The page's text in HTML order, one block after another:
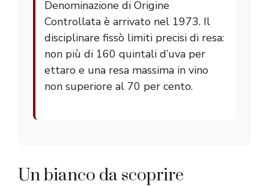
Denominazione di Origine
Controllata è arrivato nel 1973. Il
disciplinare fissò limiti precisi di resa:
non più di 160 quintali d’uva per
ettaro e una resa massima in vino
non superiore al 70 per cento.
Un bianco da scoprire